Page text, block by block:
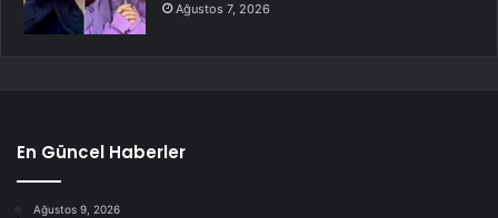
Ağustos 7, 2026
En Güncel Haberler
Ağustos 9, 2026